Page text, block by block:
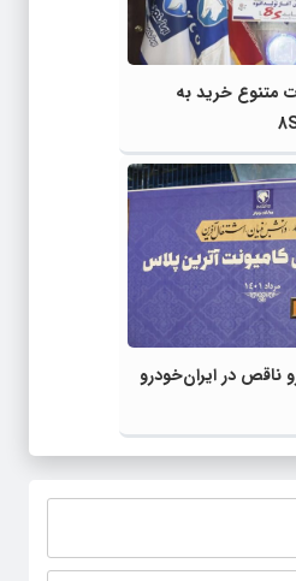
متنوع خرید به
ناقص در ایران‌خودرو